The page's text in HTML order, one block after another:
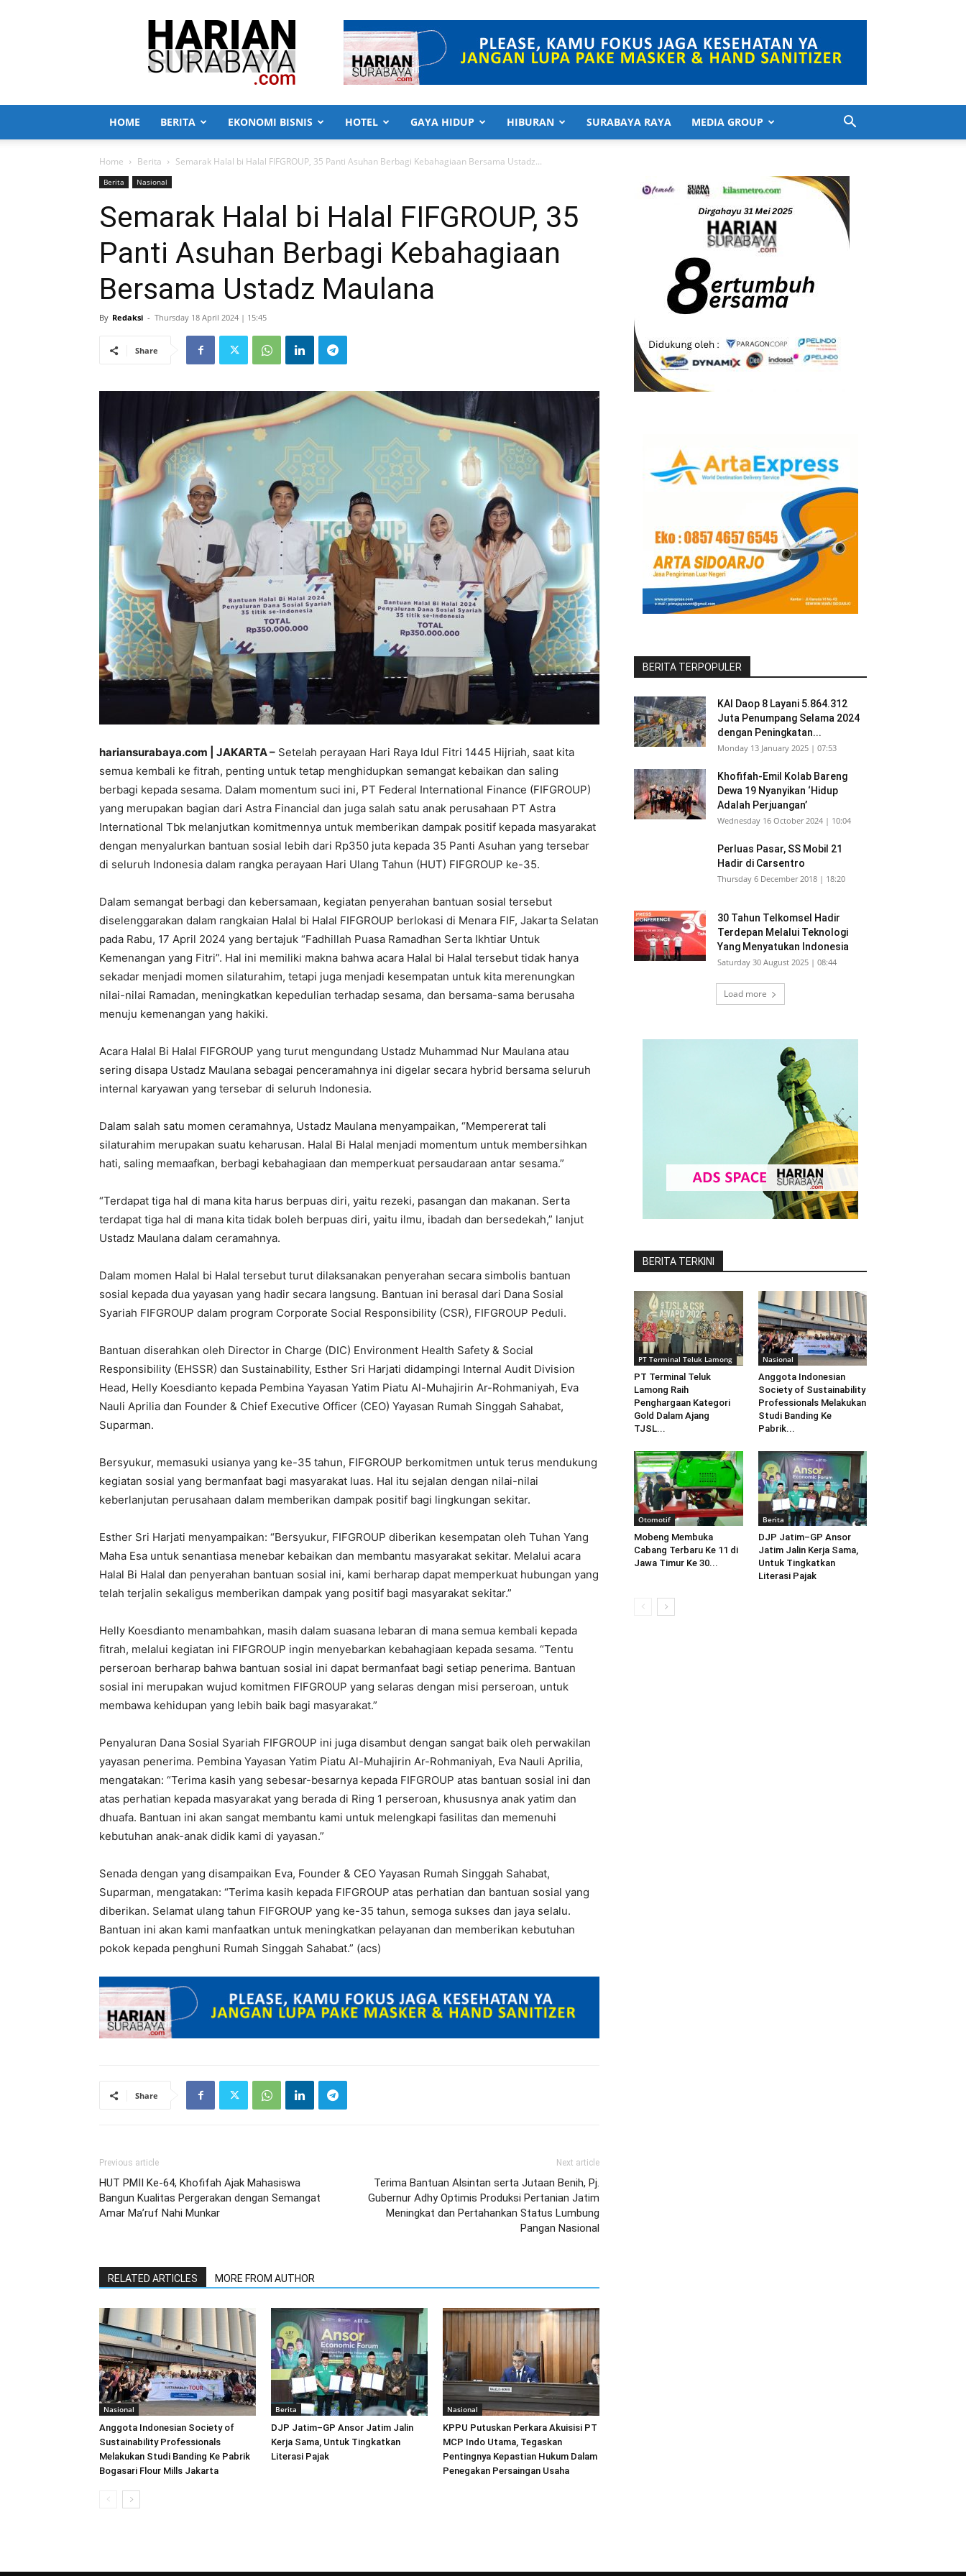
Harian
Surabaya
HOME BERITA EKONOMI BISNIS HOTEL GAYA HIDUP HIBURAN SURABAYA RAYA MEDIA GROUP
Home Berita Semarak Halal bi Halal FIFGROUP, 35 Panti Asuhan Berbagi Kebahagiaan Bersama Ustadz...
Berita Nasional
Semarak Halal bi Halal FIFGROUP, 35
Panti Asuhan Berbagi Kebahagiaan
Bersama Ustadz Maulana
By Redaksi - Thursday 18 April 2024 | 15:45
Share
hariansurabaya.com | JAKARTA – Setelah perayaan Hari Raya Idul Fitri 1445 Hijriah, saat kita
semua kembali ke fitrah, penting untuk tetap menghidupkan semangat kebaikan dan saling
berbagi kepada sesama. Dalam momentum suci ini, PT Federal International Finance (FIFGROUP)
yang merupakan bagian dari Astra Financial dan juga salah satu anak perusahaan PT Astra
International Tbk melanjutkan komitmennya untuk memberikan dampak positif kepada masyarakat
dengan menyalurkan bantuan sosial lebih dari Rp350 juta kepada 35 Panti Asuhan yang tersebar
di seluruh Indonesia dalam rangka perayaan Hari Ulang Tahun (HUT) FIFGROUP ke-35.
Dalam semangat berbagi dan kebersamaan, kegiatan penyerahan bantuan sosial tersebut
diselenggarakan dalam rangkaian Halal bi Halal FIFGROUP berlokasi di Menara FIF, Jakarta Selatan
pada Rabu, 17 April 2024 yang bertajuk “Fadhillah Puasa Ramadhan Serta Ikhtiar Untuk
Kemenangan yang Fitri”. Hal ini memiliki makna bahwa acara Halal bi Halal tersebut tidak hanya
sekadar menjadi momen silaturahim, tetapi juga menjadi kesempatan untuk kita merenungkan
nilai-nilai Ramadan, meningkatkan kepedulian terhadap sesama, dan bersama-sama berusaha
menuju kemenangan yang hakiki.
Acara Halal Bi Halal FIFGROUP yang turut mengundang Ustadz Muhammad Nur Maulana atau
sering disapa Ustadz Maulana sebagai penceramahnya ini digelar secara hybrid bersama seluruh
internal karyawan yang tersebar di seluruh Indonesia.
Dalam salah satu momen ceramahnya, Ustadz Maulana menyampaikan, “Mempererat tali
silaturahim merupakan suatu keharusan. Halal Bi Halal menjadi momentum untuk membersihkan
hati, saling memaafkan, berbagi kebahagiaan dan memperkuat persaudaraan antar sesama.”
“Terdapat tiga hal di mana kita harus berpuas diri, yaitu rezeki, pasangan dan makanan. Serta
terdapat tiga hal di mana kita tidak boleh berpuas diri, yaitu ilmu, ibadah dan bersedekah,” lanjut
Ustadz Maulana dalam ceramahnya.
Dalam momen Halal bi Halal tersebut turut dilaksanakan penyerahan secara simbolis bantuan
sosial kepada dua yayasan yang hadir secara langsung. Bantuan ini berasal dari Dana Sosial
Syariah FIFGROUP dalam program Corporate Social Responsibility (CSR), FIFGROUP Peduli.
Bantuan diserahkan oleh Director in Charge (DIC) Environment Health Safety & Social
Responsibility (EHSSR) dan Sustainability, Esther Sri Harjati didampingi Internal Audit Division
Head, Helly Koesdianto kepada Pembina Yayasan Yatim Piatu Al-Muhajirin Ar-Rohmaniyah, Eva
Nauli Aprilia dan Founder & Chief Executive Officer (CEO) Yayasan Rumah Singgah Sahabat,
Suparman.
Bersyukur, memasuki usianya yang ke-35 tahun, FIFGROUP berkomitmen untuk terus mendukung
kegiatan sosial yang bermanfaat bagi masyarakat luas. Hal itu sejalan dengan nilai-nilai
keberlanjutan perusahaan dalam memberikan dampak positif bagi lingkungan sekitar.
Esther Sri Harjati menyampaikan: “Bersyukur, FIFGROUP diberikan kesempatan oleh Tuhan Yang
Maha Esa untuk senantiasa menebar kebaikan dan membantu masyarakat sekitar. Melalui acara
Halal Bi Halal dan penyerahan bantuan sosial ini, kami berharap dapat memperkuat hubungan yang
telah terjalin sekaligus memberikan dampak yang positif bagi masyarakat sekitar.”
Helly Koesdianto menambahkan, masih dalam suasana lebaran di mana semua kembali kepada
fitrah, melalui kegiatan ini FIFGROUP ingin menyebarkan kebahagiaan kepada sesama. “Tentu
perseroan berharap bahwa bantuan sosial ini dapat bermanfaat bagi setiap penerima. Bantuan
sosial ini merupakan wujud komitmen FIFGROUP yang selaras dengan misi perseroan, untuk
membawa kehidupan yang lebih baik bagi masyarakat.”
Penyaluran Dana Sosial Syariah FIFGROUP ini juga disambut dengan sangat baik oleh perwakilan
yayasan penerima. Pembina Yayasan Yatim Piatu Al-Muhajirin Ar-Rohmaniyah, Eva Nauli Aprilia,
mengatakan: “Terima kasih yang sebesar-besarnya kepada FIFGROUP atas bantuan sosial ini dan
atas perhatian kepada masyarakat yang berada di Ring 1 perseroan, khususnya anak yatim dan
dhuafa. Bantuan ini akan sangat membantu kami untuk melengkapi fasilitas dan memenuhi
kebutuhan anak-anak didik kami di yayasan.”
Senada dengan yang disampaikan Eva, Founder & CEO Yayasan Rumah Singgah Sahabat,
Suparman, mengatakan: “Terima kasih kepada FIFGROUP atas perhatian dan bantuan sosial yang
diberikan. Selamat ulang tahun FIFGROUP yang ke-35 tahun, semoga sukses dan jaya selalu.
Bantuan ini akan kami manfaatkan untuk meningkatkan pelayanan dan memberikan kebutuhan
pokok kepada penghuni Rumah Singgah Sahabat.” (acs)
Share
Previous article
HUT PMII Ke-64, Khofifah Ajak Mahasiswa
Bangun Kualitas Pergerakan dengan Semangat
Amar Ma’ruf Nahi Munkar
Next article
Terima Bantuan Alsintan serta Jutaan Benih, Pj.
Gubernur Adhy Optimis Produksi Pertanian Jatim
Meningkat dan Pertahankan Status Lumbung
Pangan Nasional
RELATED ARTICLES MORE FROM AUTHOR
Nasional
Anggota Indonesian Society of
Sustainability Professionals
Melakukan Studi Banding Ke Pabrik
Bogasari Flour Mills Jakarta
Berita
DJP Jatim–GP Ansor Jatim Jalin
Kerja Sama, Untuk Tingkatkan
Literasi Pajak
Nasional
KPPU Putuskan Perkara Akuisisi PT
MCP Indo Utama, Tegaskan
Pentingnya Kepastian Hukum Dalam
Penegakan Persaingan Usaha
BERITA TERPOPULER
KAI Daop 8 Layani 5.864.312
Juta Penumpang Selama 2024
dengan Peningkatan...
Monday 13 January 2025 | 07:53
Khofifah-Emil Kolab Bareng
Dewa 19 Nyanyikan ‘Hidup
Adalah Perjuangan’
Wednesday 16 October 2024 | 10:04
Perluas Pasar, SS Mobil 21
Hadir di Carsentro
Thursday 6 December 2018 | 18:20
30 Tahun Telkomsel Hadir
Terdepan Melalui Teknologi
Yang Menyatukan Indonesia
Saturday 30 August 2025 | 08:44
Load more
BERITA TERKINI
PT Terminal Teluk Lamong
PT Terminal Teluk
Lamong Raih
Penghargaan Kategori
Gold Dalam Ajang
TJSL...
Nasional
Anggota Indonesian
Society of Sustainability
Professionals Melakukan
Studi Banding Ke
Pabrik...
Otomotif
Mobeng Membuka
Cabang Terbaru Ke 11 di
Jawa Timur Ke 30...
Berita
DJP Jatim–GP Ansor
Jatim Jalin Kerja Sama,
Untuk Tingkatkan
Literasi Pajak